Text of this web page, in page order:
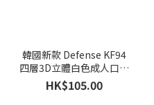
韓國新款 Defense KF94
四層3D立體白色成人口罩
(1箱100個)(9月下旬)
HK$105.00